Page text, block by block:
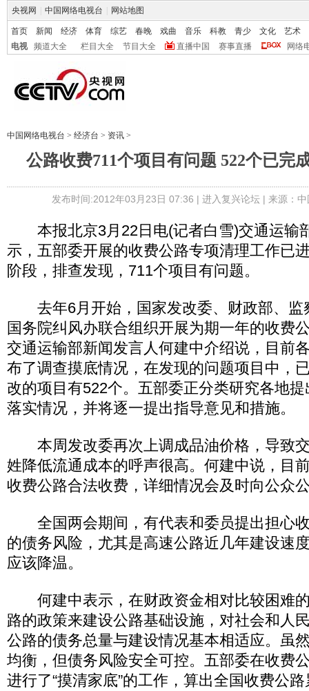
央视网 中国网络电视台 网站地图
首页 新闻 经济 体育 综艺 春晚 戏曲 音乐 科教 青少 文化
艺术
电视
频道大全 栏目大全 节目大全 直播中国 赛事直播 网络
中国网络电视台 > 经济台 > 资讯 >
公路收费711个项目有问题 522个已完
发布时间:2012年03月23日 07:36 | 进入复兴论坛| 来源：
本报北京3月22日电(记者白雪)交通运输
示，五部委开展的收费公路专项清理工作已
阶段，排查发现，711个项目有问题。
去年6月开始，国家发改委、财政部、监
国务院纠风办联合组织开展为期一年的收费
交通运输部新闻发言人何建中介绍说，目前
布了调查摸底情况，在发现的问题项目中，
改的项目有522个。五部委正分类研究各地
落实情况，并将逐一提出指导意见和措施。
本周发改委再次上调成品油价格，导致
姓降低流通成本的呼声很高。何建中说，目
收费公路合法收费，详细情况会及时向公众
全国两会期间，有代表和委员提出担心
的债务风险，尤其是高速公路近几年建设速
应该降温。
何建中表示，在财政资金相对比较困难
路的政策来建设公路基础设施，对社会和人
公路的债务总量与建设情况基本相适应。虽
均衡，但债务风险安全可控。五部委在收费
进行了“摸清家底”的工作，算出全国收费公